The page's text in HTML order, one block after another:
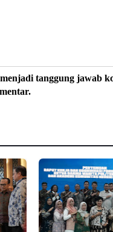
tanggung jawab